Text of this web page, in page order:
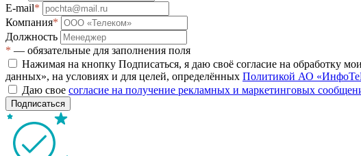
E-mail*
Компания*
Должность
* — обязательные для заполнения поля
Нажимая на кнопку Подписаться, я даю своё согласие на обработку
данных», на условиях и для целей, определённых Политикой АО
Даю свое согласие на получение рекламных и маркетинговых
Подписаться